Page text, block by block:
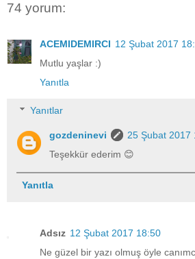
74 yorum:
ACEMIDEMIRCI 12 Şubat 2017
Mutlu yaşlar :)
Yanıtla
Yanıtlar
gozdeninevi
25 Şubat 2017
Teşekkür ederim 😊
Yanıtla
Adsız 12 Şubat 2017 18:50
Ne güzel bir yazı olmuş öyle